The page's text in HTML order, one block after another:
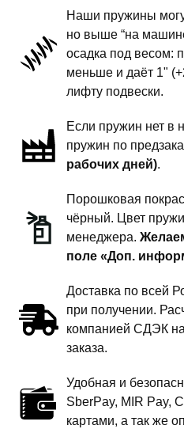
пружины
передней
подвески
комфорт
Наши пружины
но выше “на
осадка под весом:
меньше и даёт 1"
лифту подвески.
Если пружин нет в
пружин по
рабочих дней).
Порошковая
чёрный. Цвет
менеджера.
поле «Доп.
Доставка по всей
при получении.
компанией СДЭК
заказа.
Удобная и
SberPay, MIR Pay,
картами, а так же